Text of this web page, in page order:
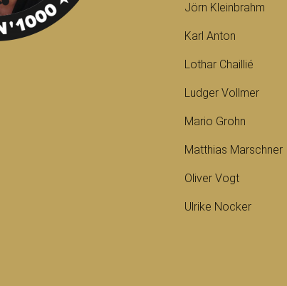
Jörn Kleinbrahm
Karl Anton
Lothar Chaillié
Ludger Vollmer
Mario Grohn
Matthias Marschner
Oliver Vogt
Ulrike Nocker